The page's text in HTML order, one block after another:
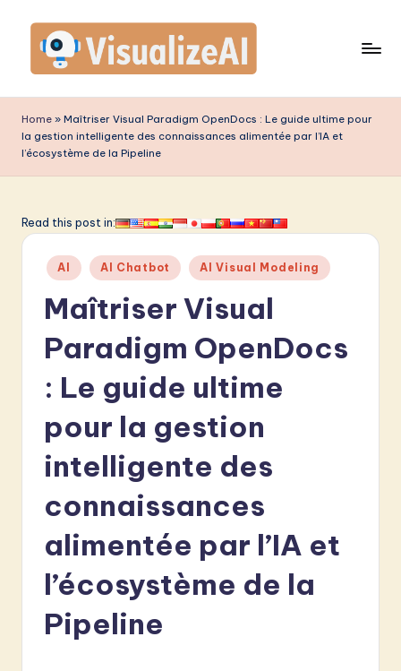
content
is
u
a
z
A
Home » Maîtriser Visual Paradigm OpenDocs : Le guide ultime pour
la gestion intelligente des connaissances alimentée par l’IA et
l’écosystème de la Pipeline
Read this post in:
Posted
in
AI AI Chatbot AI Visual Modeling
Maîtriser Visual
Paradigm OpenDocs
: Le guide ultime
pour la gestion
intelligente des
connaissances
alimentée par l’IA et
l’écosystème de la
Pipeline